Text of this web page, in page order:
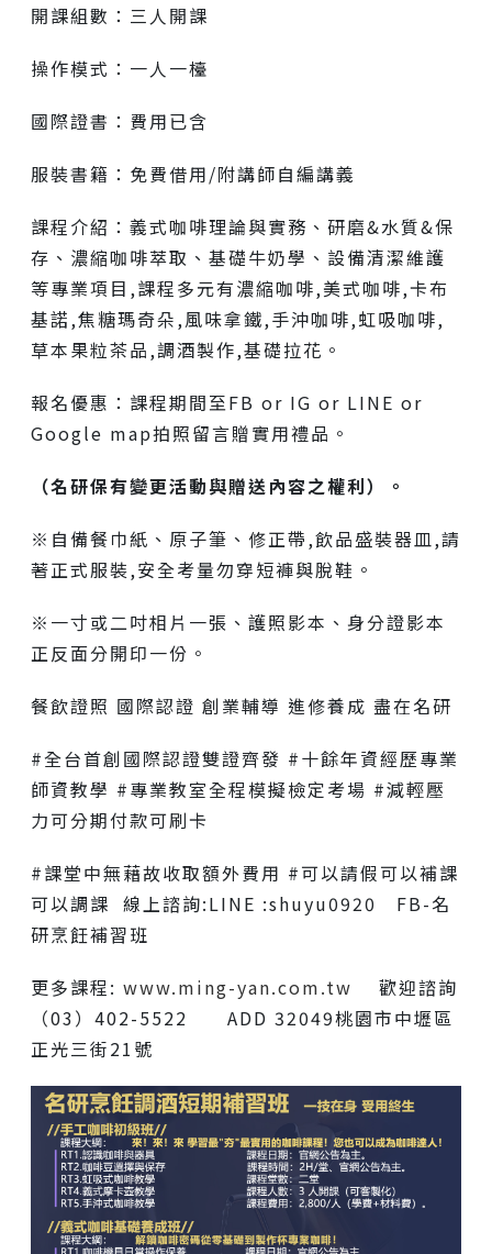
開課組數：三人開課
操作模式：一人一檯
國際證書：費用已含
服裝書籍：免費借用/附講師自編講義
課程介紹：義式咖啡理論與實務、研磨&水質&保
存、濃縮咖啡萃取、基礎牛奶學、設備清潔維護
等專業項目,課程多元有濃縮咖啡,美式咖啡,卡布
基諾,焦糖瑪奇朵,風味拿鐵,手沖咖啡,虹吸咖啡,
草本果粒茶品,調酒製作,基礎拉花。
報名優惠：課程期間至FB or IG or LINE or
Google map拍照留言贈實用禮品。
（名研保有變更活動與贈送內容之權利）。
※自備餐巾紙、原子筆、修正帶,飲品盛裝器皿,請
著正式服裝,安全考量勿穿短褲與脫鞋。
※一寸或二吋相片一張、護照影本、身分證影本
正反面分開印一份。
餐飲證照 國際認證 創業輔導 進修養成 盡在名研
#全台首創國際認證雙證齊發 #十餘年資經歷專業
師資教學 #專業教室全程模擬檢定考場 #減輕壓
力可分期付款可刷卡
#課堂中無藉故收取額外費用 #可以請假可以補課
可以調課 線上諮詢:LINE :shuyu0920 FB-名
研烹飪補習班
更多課程: www.ming-yan.com.tw 歡迎諮詢
（03）402-5522 ADD 32049桃園市中壢區
正光三街21號